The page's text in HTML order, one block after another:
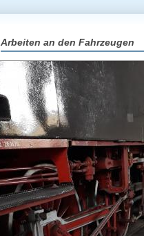
Arbeiten an den Fahrzeugen